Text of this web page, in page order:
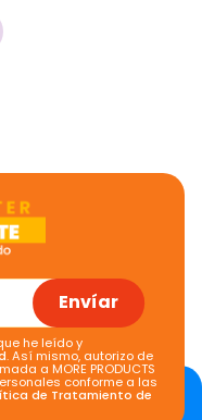
Envíar
he leído y
. Así mismo, autorizo de
a MORE PRODUCTS
conforme a las
de Tratamiento de